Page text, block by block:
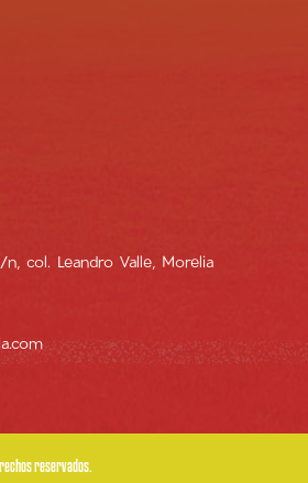
n, col. Leandro Valle, Morelia
reservados.